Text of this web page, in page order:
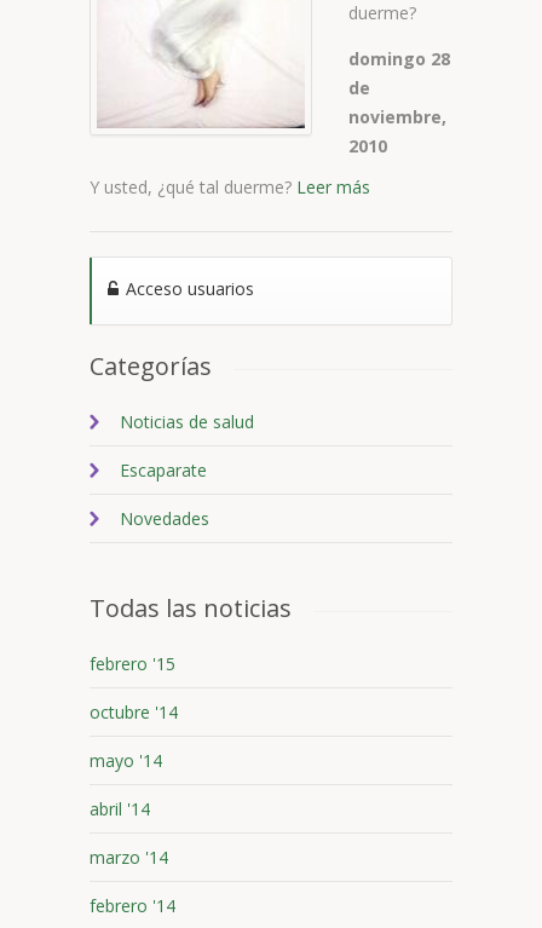
duerme?
domingo 28
de
noviembre,
2010
Y usted, ¿qué tal duerme? Leer más
Acceso usuarios
Categorías
Noticias de salud
Escaparate
Novedades
Todas las noticias
febrero '15
octubre '14
mayo '14
abril '14
marzo '14
febrero '14